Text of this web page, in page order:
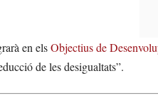
en elsObjectius de
de les desigualtats”.